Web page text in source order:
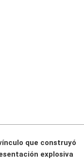
que construyó
explosiva